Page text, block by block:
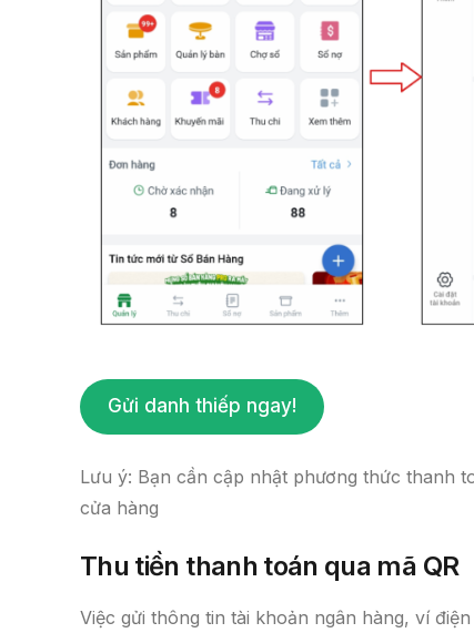
Gửi danh thiếp ngay!
Lưu ý: Bạn cần cập nhật phương thức thanh
cửa hàng
Thu tiền thanh toán qua mã QR
Việc gửi thông tin tài khoản ngân hàng, ví